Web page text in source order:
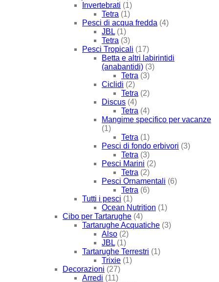
Invertebrati (1)
Tetra (1)
Pesci di acqua fredda (4)
JBL (1)
Tetra (3)
Pesci Tropicali (17)
Betta e altri labirintidi
(anabantidi) (3)
Tetra (3)
Ciclidi (2)
Tetra (2)
Discus (4)
Tetra (4)
Mangime specifico per vacanze
(1)
Tetra (1)
Pesci di fondo erbivori (3)
Tetra (3)
Pesci Marini (2)
Tetra (2)
Pesci Ornamentali (6)
Tetra (6)
Tutti i pesci (1)
Ocean Nutrition (1)
Cibo per Tartarughe (4)
Tartarughe Acquatiche (3)
Also (2)
JBL (1)
Tartarughe Terrestri (1)
Trixie (1)
Decorazioni (27)
Arredi (11)